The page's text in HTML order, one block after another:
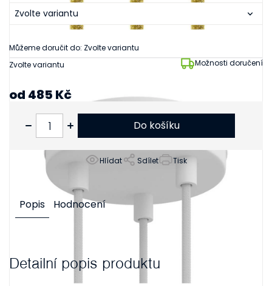
Zvolte variantu Možnosti doručení
Můžeme doručit do: Zvolte variantu
Tisk
Hlídat Sdílet
od 485 Kč
Do košíku
Popis Hodnocení
Detailní popis produktu